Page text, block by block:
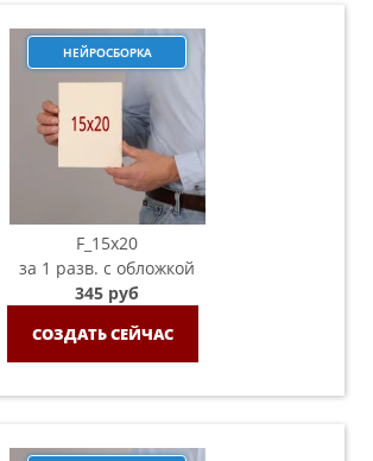
НЕЙРОСБОРКА
F_15х20
за 1 разв. с обложкой
345 руб
СОЗДАТЬ СЕЙЧАС